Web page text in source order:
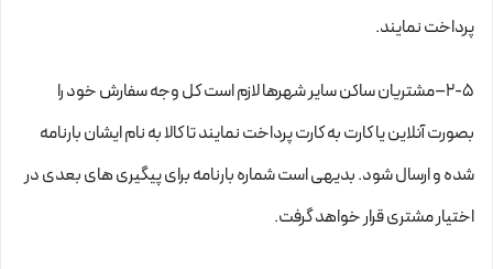
پرداخت نمایند.
۲-۵–مشتریان ساکن سایر شهرها لازم است کل وجه سفارش خود را
بصورت آنلاین یا کارت به کارت پرداخت نمایند تا کالا به نام ایشان بارنامه
شده و ارسال شود. بدیهی است شماره بارنامه برای پیگیری های بعدی در
اختیار مشتری قرار خواهد گرفت.